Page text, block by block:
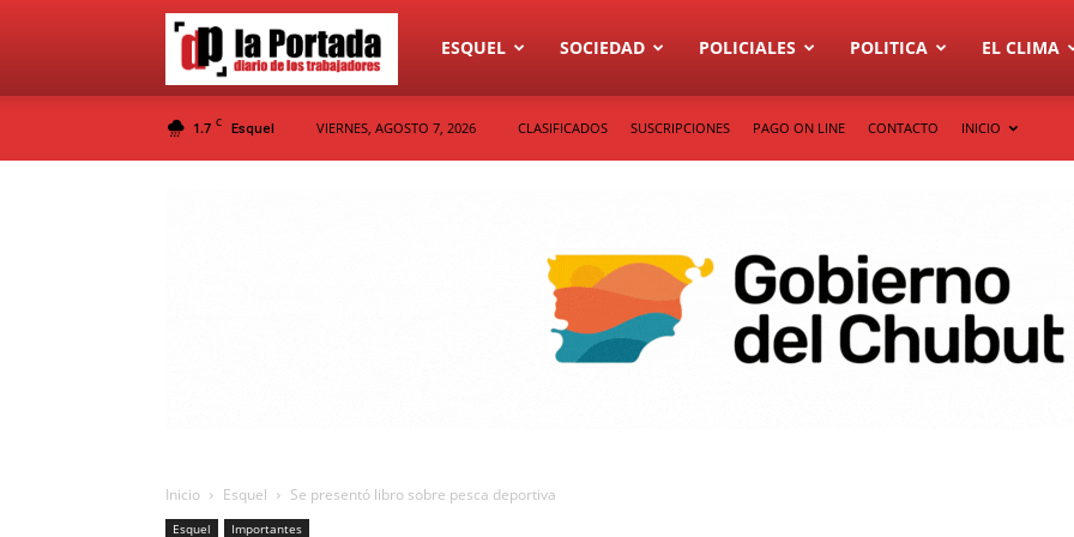
Diario
La
ESQUEL SOCIEDAD POLICIALES POLITICA EL CLIMA
1.7 C Esquel VIERNES, AGOSTO 7, 2026 CLASIFICADOS SUSCRIPCIONES PAGO ON LINE CONTACTO INICIO
Inicio Esquel Se presentó libro sobre pesca deportiva
Esquel Importantes